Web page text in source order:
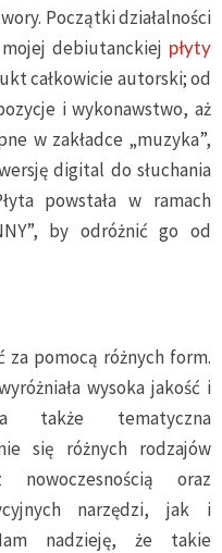
Początki działalności
debiutanckiej płyty
całkowicie autorski; od
i wykonawstwo, aż
w zakładce „muzyka”,
digital do słuchania
powstała w ramach
by odróżnić go od
za pomocą różnych form.
wysoka jakość i
także tematyczna
się różnych rodzajów
oraz
narzędzi, jak i
nadzieję, że takie